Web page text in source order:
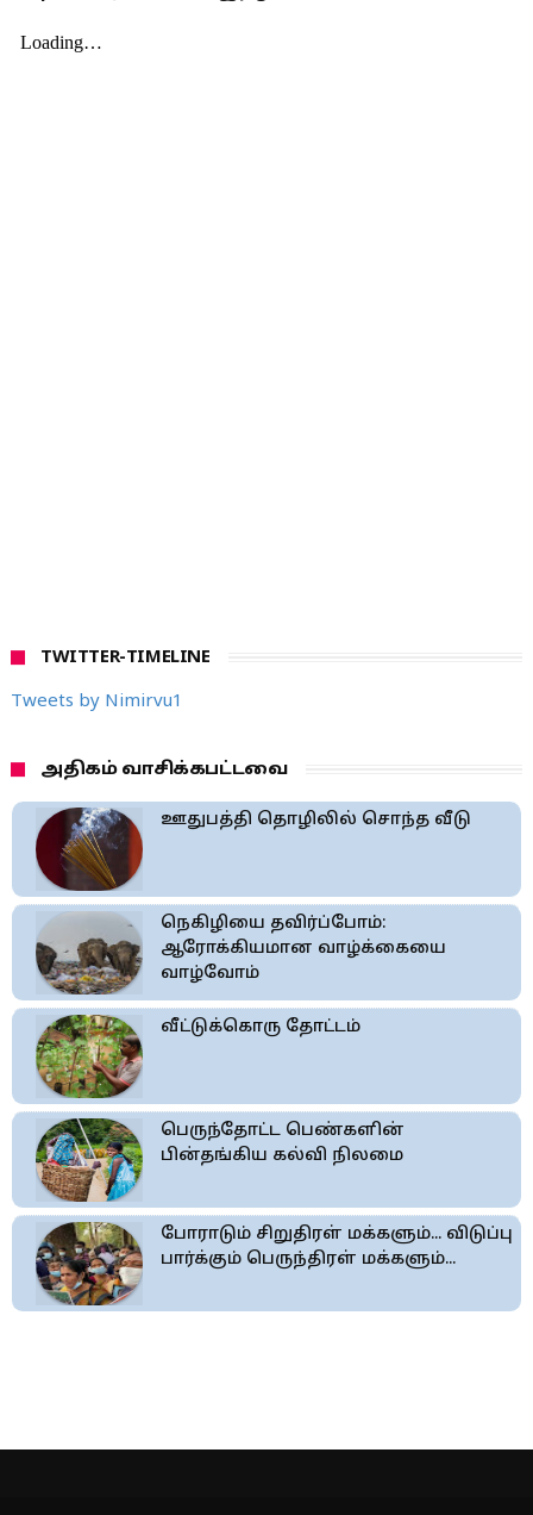
TWITTER-TIMELINE
Tweets by Nimirvu1
அதிகம் வாசிக்கபட்டவை
ஊதுபத்தி தொழிலில் சொந்த வீடு
நெகிழியை தவிர்ப்போம்:
ஆரோக்கியமான வாழ்க்கையை
வாழ்வோம்
வீட்டுக்கொரு தோட்டம்
பெருந்தோட்ட பெண்களின்
பின்தங்கிய கல்வி நிலமை
போராடும் சிறுதிரள் மக்களும்... விடுப்பு
பார்க்கும் பெருந்திரள் மக்களும்...